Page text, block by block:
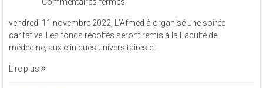
à
organisé
une
vendredi 11 novembre 2022, L’Afmed à organisé une soirée
caritative. Les fonds récoltés seront remis à la Faculté de
médecine, aux cliniques universitaires et
Lire plus